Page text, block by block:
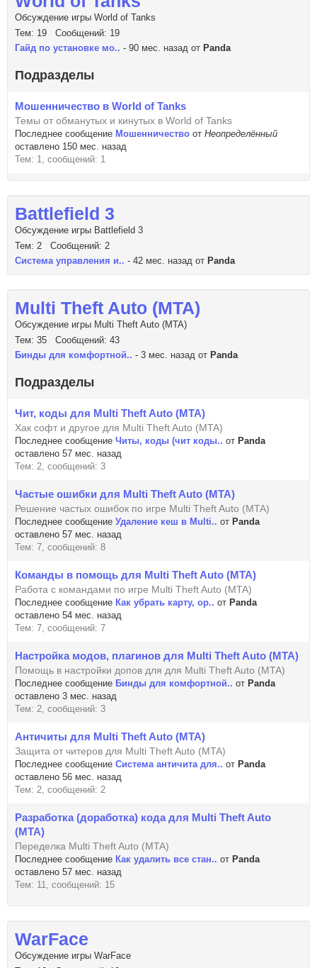
Обсуждение игры World of Tanks
Тем: 19 Сообщений: 19
Гайд по установке мо.. - 90 мес. назад от Panda
Подразделы
Мошенничество в World of Tanks
Темы от обманутых и кинутых в World of Tanks
Последнее сообщение Мошенничество от Неопределённый
оставлено 150 мес. назад
Тем: 1, сообщений: 1
Battlefield 3
Обсуждение игры Battlefield 3
Тем: 2 Сообщений: 2
Система управления и.. - 42 мес. назад от Panda
Multi Theft Auto (MTA)
Обсуждение игры Multi Theft Auto (MTA)
Тем: 35 Сообщений: 43
Бинды для комфортной.. - 3 мес. назад от Panda
Подразделы
Чит, коды для Multi Theft Auto (MTA)
Хак софт и другое для Multi Theft Auto (MTA)
Последнее сообщение Читы, коды (чит коды.. от Panda
оставлено 57 мес. назад
Тем: 2, сообщений: 3
Частые ошибки для Multi Theft Auto (MTA)
Решение частых ошибок по игре Multi Theft Auto (MTA)
Последнее сообщение Удаление кеш в Multi.. от Panda
оставлено 57 мес. назад
Тем: 7, сообщений: 8
Команды в помощь для Multi Theft Auto (MTA)
Работа с командами по игре Multi Theft Auto (MTA)
Последнее сообщение Как убрать карту, ор.. от Panda
оставлено 54 мес. назад
Тем: 7, сообщений: 7
Настройка модов, плагинов для Multi Theft Auto (MTA)
Помощь в настройки допов для для Multi Theft Auto (MTA)
Последнее сообщение Бинды для комфортной.. от Panda
оставлено 3 мес. назад
Тем: 2, сообщений: 3
Античиты для Multi Theft Auto (MTA)
Защита от читеров для Multi Theft Auto (MTA)
Последнее сообщение Система античита для.. от Panda
оставлено 56 мес. назад
Тем: 2, сообщений: 2
Разработка (доработка) кода для Multi Theft Auto
(MTA)
Переделка Multi Theft Auto (MTA)
Последнее сообщение Как удалить все стан.. от Panda
оставлено 57 мес. назад
Тем: 11, сообщений: 15
WarFace
Обсуждение игры WarFace